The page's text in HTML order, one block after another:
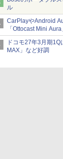
ル
CarPlayやAndroid
「Ottocast Mini
ドコモ27年3月期
MAX」など好調